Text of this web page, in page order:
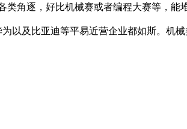
角逐，好比机械赛或者编程大赛等，能
以及比亚迪等平易近营企业都如斯。机